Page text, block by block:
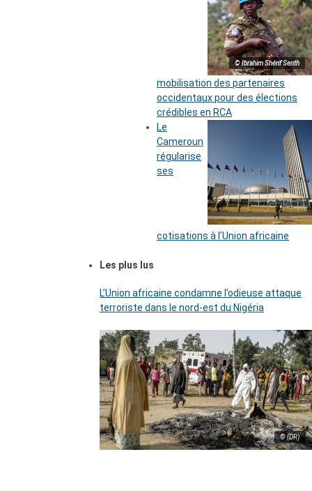
© Ibrahim Shérif Senth
mobilisation des partenaires
occidentaux pour des élections
crédibles en RCA
Le
Cameroun
régularise
ses
cotisations à l’Union africaine
Les plus lus
L’Union africaine condamne l’odieuse attaque
terroriste dans le nord-est du Nigéria
© (DR)